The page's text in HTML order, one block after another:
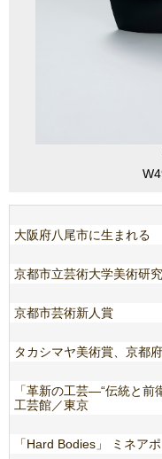
大阪府八尾市に生まれる
京都市立芸術大学美術研
京都市芸術新人賞
タカシマヤ美術賞、京都
「革新の工芸―“伝統と
工芸館／東京
「Hard Bodies」 ミネア